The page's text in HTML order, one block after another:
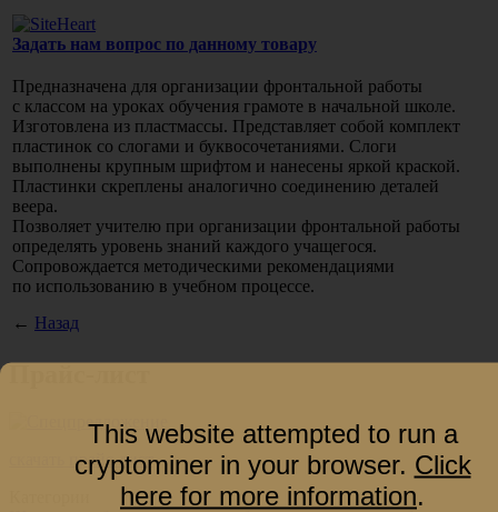
Задать нам вопрос по данному товару
Предназначена для организации фронтальной работы
с классом на уроках обучения грамоте в начальной школе.
Изготовлена из пластмассы. Представляет собой комплект
пластинок со слогами и буквосочетаниями. Слоги
выполнены крупным шрифтом и нанесены яркой краской.
Пластинки скреплены аналогично соединению деталей
веера.
Позволяет учителю при организации фронтальной работы
определять уровень знаний каждого учащегося.
Сопровождается методическими рекомендациями
по использованию в учебном процессе.
← Назад
скачать прайс-лист
This website attempted to run a
cryptominer in your browser. Click
here for more information.